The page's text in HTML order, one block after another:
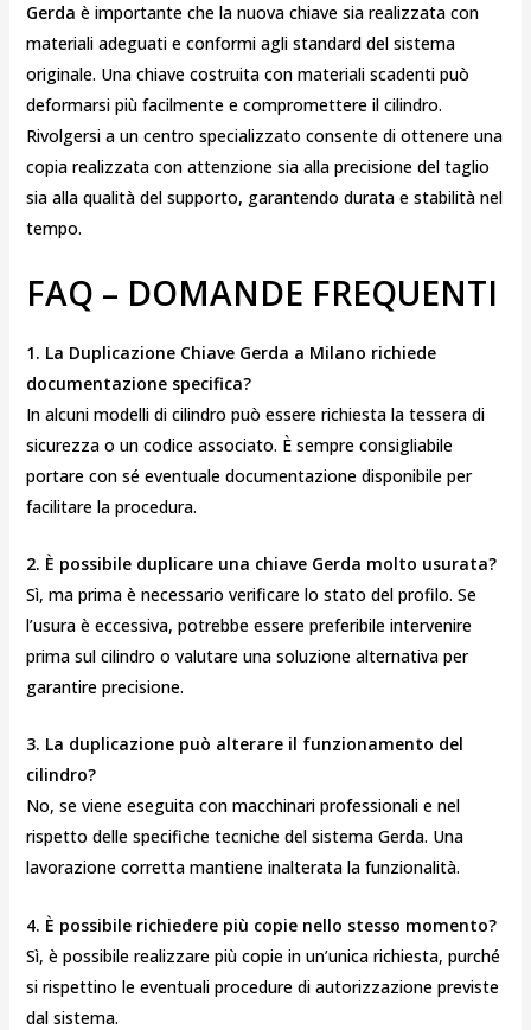
Gerda è importante che la nuova chiave sia realizzata con
materiali adeguati e conformi agli standard del sistema
originale. Una chiave costruita con materiali scadenti può
deformarsi più facilmente e compromettere il cilindro.
Rivolgersi a un centro specializzato consente di ottenere una
copia realizzata con attenzione sia alla precisione del taglio
sia alla qualità del supporto, garantendo durata e stabilità nel
tempo.
FAQ – DOMANDE FREQUENTI
1. La Duplicazione Chiave Gerda a Milano richiede
documentazione specifica?
In alcuni modelli di cilindro può essere richiesta la tessera di
sicurezza o un codice associato. È sempre consigliabile
portare con sé eventuale documentazione disponibile per
facilitare la procedura.
2. È possibile duplicare una chiave Gerda molto usurata?
Sì, ma prima è necessario verificare lo stato del profilo. Se
l’usura è eccessiva, potrebbe essere preferibile intervenire
prima sul cilindro o valutare una soluzione alternativa per
garantire precisione.
3. La duplicazione può alterare il funzionamento del
cilindro?
No, se viene eseguita con macchinari professionali e nel
rispetto delle specifiche tecniche del sistema Gerda. Una
lavorazione corretta mantiene inalterata la funzionalità.
4. È possibile richiedere più copie nello stesso momento?
Sì, è possibile realizzare più copie in un’unica richiesta, purché
si rispettino le eventuali procedure di autorizzazione previste
dal sistema.